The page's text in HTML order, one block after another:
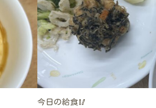
今日の給食🥢